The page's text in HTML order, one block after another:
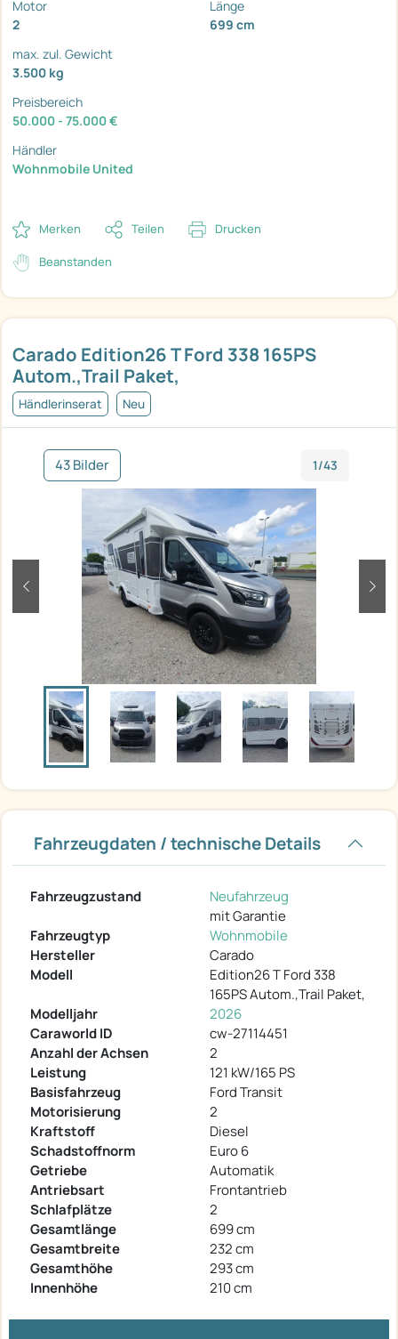
Carado Edition26 T Ford 338 165PS
Autom.,Trail Paket,
Händlerinserat Neu
43 Bilder 1/43
zurück
Fahrzeugdaten / technische Details
Fahrzeugzustand
Neufahrzeug
mit Garantie
Fahrzeugtyp
Wohnmobile
Hersteller
Carado
Modell
Edition26 T Ford 338
165PS Autom.,Trail Paket,
Modelljahr
2026
Caraworld ID
cw-27114451
Anzahl der Achsen
2
Leistung
121 kW/165 PS
Basisfahrzeug
Ford Transit
Motorisierung
2
Kraftstoff
Diesel
Schadstoffnorm
Euro 6
Getriebe
Automatik
Antriebsart
Frontantrieb
Schlafplätze
2
Gesamtlänge
699 cm
Gesamtbreite
232 cm
Gesamthöhe
293 cm
Innenhöhe
210 cm
Motor
2
Länge
699 cm
max. zul. Gewicht
3.500 kg
Preisbereich
50.000 - 75.000 €
Händler
Wohnmobile United
Merken Teilen Drucken
Beanstanden